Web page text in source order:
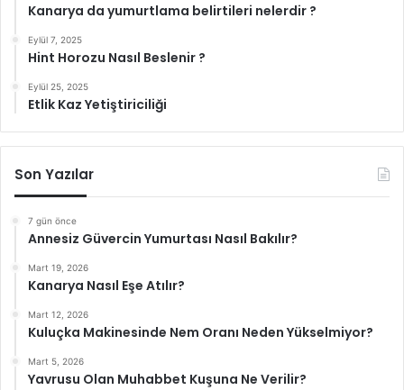
Kanarya da yumurtlama belirtileri nelerdir ?
Eylül 7, 2025
Hint Horozu Nasıl Beslenir ?
Eylül 25, 2025
Etlik Kaz Yetiştiriciliği
Son Yazılar
7 gün önce
Annesiz Güvercin Yumurtası Nasıl Bakılır?
Mart 19, 2026
Kanarya Nasıl Eşe Atılır?
Mart 12, 2026
Kuluçka Makinesinde Nem Oranı Neden Yükselmiyor?
Mart 5, 2026
Yavrusu Olan Muhabbet Kuşuna Ne Verilir?